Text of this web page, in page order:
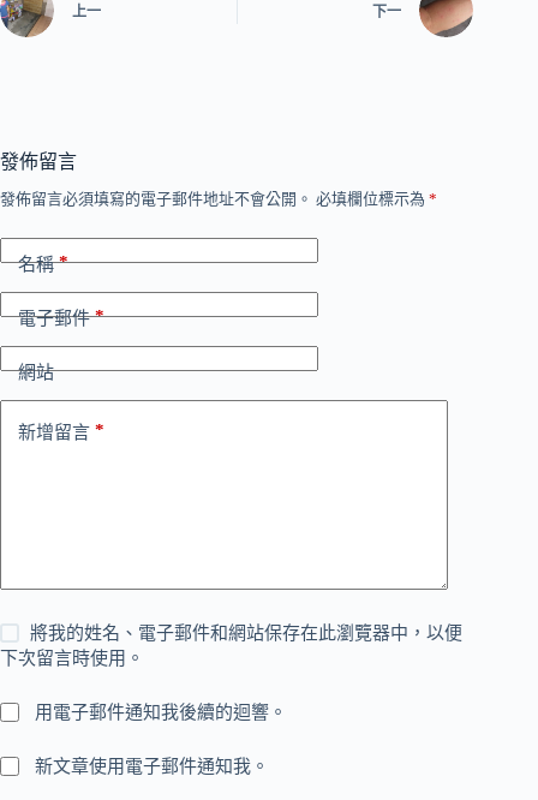
上一 下一
發佈留言
發佈留言必須填寫的電子郵件地址不會公開。 必填欄位標示為 *
名稱*
電子郵件*
網站
新增留言 *
將我的姓名、電子郵件和網站保存在此瀏覽器中，以便
下次留言時使用。
用電子郵件通知我後續的迴響。
新文章使用電子郵件通知我。